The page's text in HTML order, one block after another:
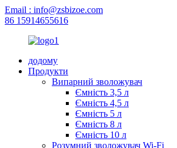
Email : info@zsbizoe.com
86 15914655616
додому
Продукти
Випарний зволожувач
Ємність 3,5 л
Ємність 4,5 л
Ємність 5 л
Ємність 8 л
Ємність 10 л
Розумний зволожувач Wi-Fi